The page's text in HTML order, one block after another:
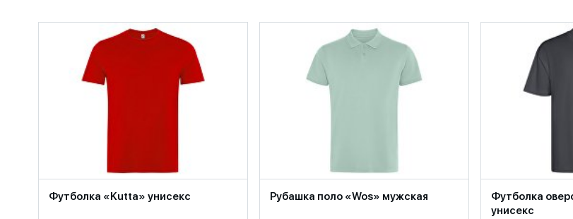
Футболка «Kutta» унисекс Рубашка поло «Wos» мужская
Футболка
унисекс